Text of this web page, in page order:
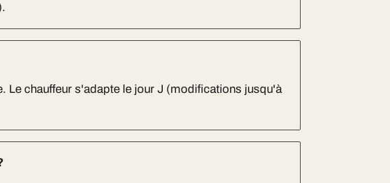
Le chauffeur s'adapte le jour J (modifications jusqu'à